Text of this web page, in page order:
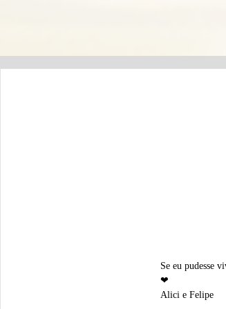
Se eu pudesse
❤
Alici e Felipe